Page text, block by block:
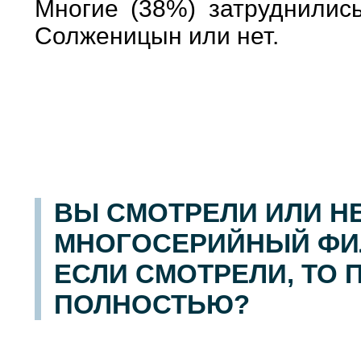
Многие (38%)
Солженицын или нет.
ВЫ СМОТРЕЛИ ИЛИ
МНОГОСЕРИЙНЫЙ
ЕСЛИ СМОТРЕЛИ, ТО
ПОЛНОСТЬЮ?